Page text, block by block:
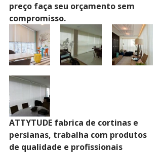
preço faça seu orçamento sem
compromisso.
ATTYTUDE fabrica de cortinas e
persianas, trabalha com produtos
de qualidade e profissionais